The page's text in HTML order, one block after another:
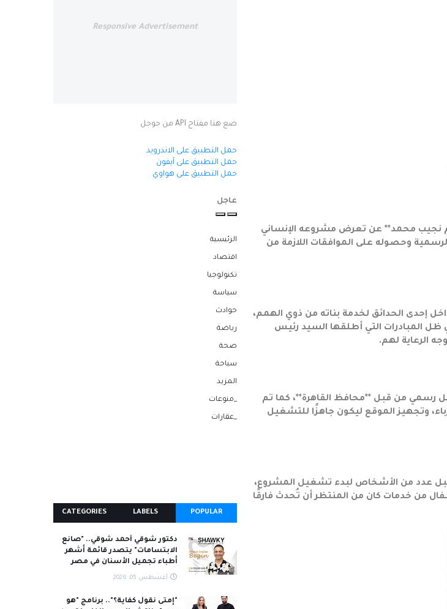
نجيب محمد** عن تعرض مشروعه الإنساني
وحصوله على الموافقات اللازمة من
إحدى الحدائق لخدمة بناته من ذوي الهمم،
ظل المبادرات التي أطلقها السيد رئيس
الرعاية لهم.
رسمي من قبل **محافظ القاهرة**، كما تم
وتجهيز الموقع ليكون جاهزًا للتشغيل
قبل عدد من الأشخاص لبدء تشغيل المشروع،
من خدمات كان من المنتظر أن تُحدث فارقًا
Responsive Advertisement
ضع هنا مفتاح API من جوجل
حمل التطبيق على الاندرويد
حمل التطبيق على آيفون
حمل التطبيق على هواوي
عاجل
الرئيسية
اقتصاد
تكنولوجيا
سياسة
حوادث
رياضة
صحة
سياحة
المزيد
_منوعات
_عقارات
POPULAR
LABELS
CATEGORIES
دكتور شوقي أحمد شوقي.. "صانع
الابتسامات" يتصدر قائمة أشهر
أطباء تجميل الأسنان في مصر
أغسطس 05, 2026
"إمتى نقول كفاية؟".. برنامج "هو